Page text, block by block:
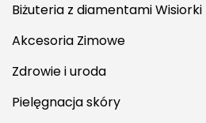
Biżuteria z diamentami Wisiorki
Akcesoria Zimowe
Zdrowie i uroda
Pielęgnacja skóry